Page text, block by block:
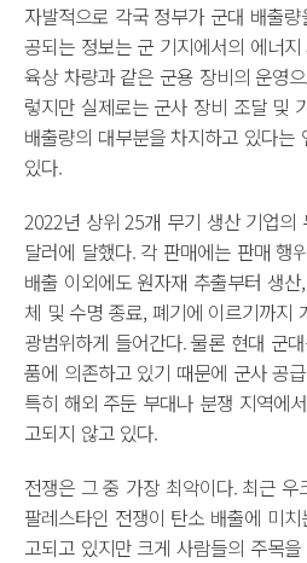
자발적으로 각국 정부가 군대 배출
공되는 정보는 군 기지에서의 에너
육상 차량과 같은 군용 장비의 운영
렇지만 실제로는 군사 장비 조달 및
배출량의 대부분을 차지하고 있다는
있다.
2022년 상위 25개 무기 생산 기업의
달러에 달했다. 각 판매에는 판매 행
배출 이외에도 원자재 추출부터 생
체 및 수명 종료, 폐기에 이르기까지
광범위하게 들어간다. 물론 현대 군
품에 의존하고 있기 때문에 군사 공
특히 해외 주둔 부대나 분쟁 지역에
고되지 않고 있다.
전쟁은 그 중 가장 최악이다. 최근
팔레스타인 전쟁이 탄소 배출에 미
고되고 있지만 크게 사람들의 주목